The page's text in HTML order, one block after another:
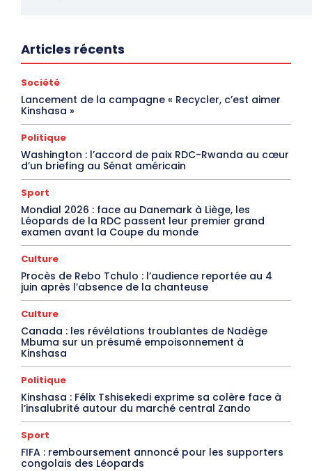
Articles récents
Société
Lancement de la campagne « Recycler, c’est aimer
Kinshasa »
Politique
Washington : l’accord de paix RDC-Rwanda au cœur
d’un briefing au Sénat américain
Sport
Mondial 2026 : face au Danemark à Liège, les
Léopards de la RDC passent leur premier grand
examen avant la Coupe du monde
Culture
Procès de Rebo Tchulo : l’audience reportée au 4
juin après l’absence de la chanteuse
Culture
Canada : les révélations troublantes de Nadège
Mbuma sur un présumé empoisonnement à
Kinshasa
Politique
Kinshasa : Félix Tshisekedi exprime sa colère face à
l’insalubrité autour du marché central Zando
Sport
FIFA : remboursement annoncé pour les supporters
congolais des Léopards